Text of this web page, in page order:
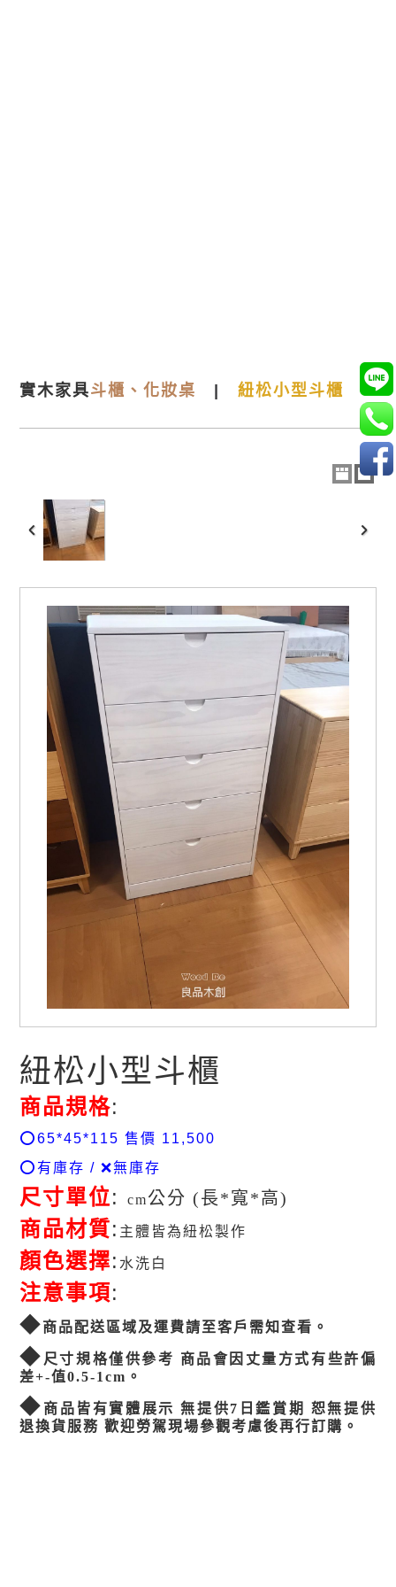
實木家具斗櫃、化妝桌 | 紐松小型斗櫃
紐松小型斗櫃
商品規格:
⭕️65*45*115 售價 11,500
⭕️有庫存 / ❌無庫存
尺寸單位:cm公分 (長*寬*高)
商品材質: 主體皆為紐松製作
顏色選擇:水洗白
注意事項:
◆商品配送區域及運費請至客戶需知查看。
◆ 尺寸規格僅供參考 商品會因丈量方式有些許偏
差+-值0.5-1cm。
◆ 商品皆有實體展示 無提供7日鑑賞期 恕無提供
退換貨服務 歡迎勞駕現場參觀考慮後再行訂購 。